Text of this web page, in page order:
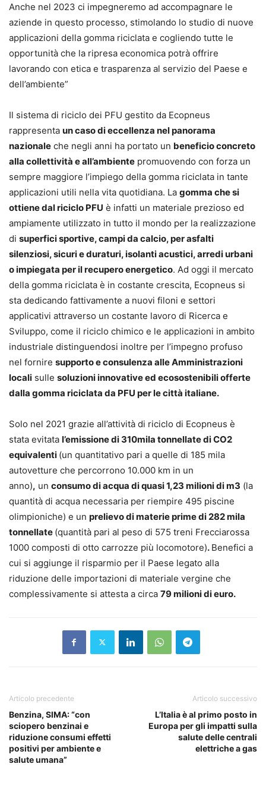
Anche nel 2023 ci impegneremo ad accompagnare le
aziende in questo processo, stimolando lo studio di nuove
applicazioni della gomma riciclata e cogliendo tutte le
opportunità che la ripresa economica potrà offrire
lavorando con etica e trasparenza al servizio del Paese e
dell’ambiente”
Il sistema di riciclo dei PFU gestito da Ecopneus
rappresenta un caso di eccellenza nel panorama
nazionale che negli anni ha portato un beneficio concreto
alla collettività e all’ambiente promuovendo con forza un
sempre maggiore l’impiego della gomma riciclata in tante
applicazioni utili nella vita quotidiana. La gomma che si
ottiene dal riciclo PFU è infatti un materiale prezioso ed
ampiamente utilizzato in tutto il mondo per la realizzazione
di superfici sportive, campi da calcio, per asfalti
silenziosi, sicuri e duraturi, isolanti acustici, arredi urbani
o impiegata per il recupero energetico. Ad oggi il mercato
della gomma riciclata è in costante crescita, Ecopneus si
sta dedicando fattivamente a nuovi filoni e settori
applicativi attraverso un costante lavoro di Ricerca e
Sviluppo, come il riciclo chimico e le applicazioni in ambito
industriale distinguendosi inoltre per l’impegno profuso
nel fornire supporto e consulenza alle Amministrazioni
locali sulle soluzioni innovative ed ecosostenibili offerte
dalla gomma riciclata da PFU per le città italiane.
Solo nel 2021 grazie all’attività di riciclo di Ecopneus è
stata evitata l’emissione di 310mila tonnellate di CO2
equivalenti (un quantitativo pari a quelle di 185 mila
autovetture che percorrono 10.000 km in un
anno), un consumo di acqua di quasi 1,23 milioni di m3 (la
quantità di acqua necessaria per riempire 495 piscine
olimpioniche) e un prelievo di materie prime di 282 mila
tonnellate (quantità pari al peso di 575 treni Frecciarossa
1000 composti di otto carrozze più locomotore). Benefici a
cui si aggiunge il risparmio per il Paese legato alla
riduzione delle importazioni di materiale vergine che
complessivamente si attesta a circa 79 milioni di euro.
Articolo precedente
Benzina, SIMA: “con
sciopero benzinai e
riduzione consumi effetti
positivi per ambiente e
salute umana”
Articolo successivo
L’Italia è al primo posto in
Europa per gli impatti sulla
salute delle centrali
elettriche a gas